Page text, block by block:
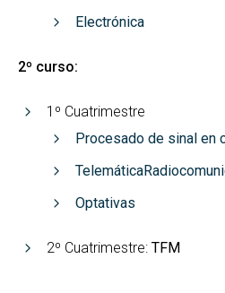
Electrónica
2º curso:
1º Cuatrimestre
Procesado de sinal en
Telemática
Optativas
2º Cuatrimestre: TFM